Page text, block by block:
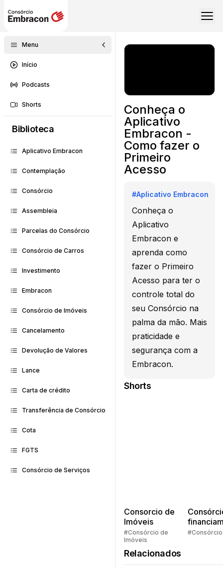
Menu
Início
Podcasts
Shorts
Biblioteca
Aplicativo Embracon
Contemplação
Consórcio
Assembleia
Parcelas do Consórcio
Consórcio de Carros
Investimento
Embracon
Consórcio de Imóveis
Cancelamento
Devolução de Valores
Lance
Carta de crédito
Transferência de Consórcio
Cota
FGTS
Consórcio de Serviços
Conheça o
Aplicativo
Embracon -
Como fazer o
Primeiro
Acesso
#Aplicativo Embracon
Conheça o
Aplicativo
Embracon e
aprenda como
fazer o Primeiro
Acesso para ter o
controle total do
seu Consórcio na
palma da mão. Mais
praticidade e
segurança com a
Embracon.
Shorts
Consorcio de
Imóveis
#Consórcio de
Imóveis
Quem
#Consórcio
Relacionados